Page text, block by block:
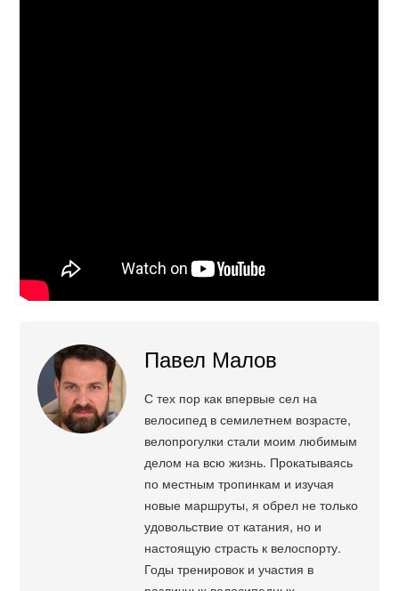
Павел Малов
С тех пор как впервые сел на
велосипед в семилетнем возрасте,
велопрогулки стали моим любимым
делом на всю жизнь. Прокатываясь
по местным тропинкам и изучая
новые маршруты, я обрел не только
удовольствие от катания, но и
настоящую страсть к велоспорту.
Годы тренировок и участия в